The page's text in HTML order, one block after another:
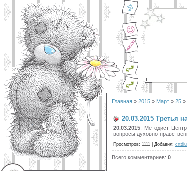
Главная » 2015 » Март » 25 »
20.03.2015 Третья
20.03.2015 . Методист
вопросы духовно-
Просмотров: 1111 Добавил:
Всего комментариев: 0